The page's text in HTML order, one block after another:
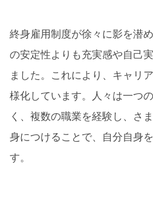
終身雇用制度が徐々に影を潜
の安定性よりも充実感や自己
ました。これにより、キャリ
様化しています。人々は一つ
く、複数の職業を経験し、さ
身につけることで、自分自身
す。